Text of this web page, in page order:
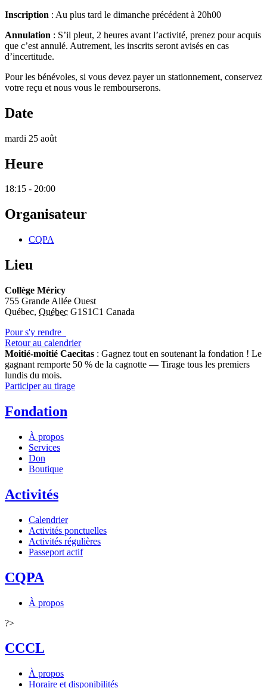
Inscription : Au plus tard le dimanche précédent à 20h00
Annulation : S’il pleut, 2 heures avant l’activité, prenez pour acquis
que c’est annulé. Autrement, les inscrits seront avisés en cas
d’incertitude.
Pour les bénévoles, si vous devez payer un stationnement, conservez
votre reçu et nous vous le rembourserons.
Date
mardi 25 août
Heure
18:15 - 20:00
Organisateur
CQPA
Lieu
Collège Méricy
755 Grande Allée Ouest
Québec, Québec G1S1C1 Canada
Pour s'y rendre
Retour au calendrier
Moitié-moitié Caecitas : Gagnez tout en soutenant la fondation ! Le
gagnant remporte 50 % de la cagnotte — Tirage tous les premiers
lundis du mois.
Participer au tirage
Fondation
À propos
Services
Don
Boutique
Activités
Calendrier
Activités ponctuelles
Activités régulières
Passeport actif
CQPA
À propos
?>
CCCL
À propos
Horaire et disponibilités